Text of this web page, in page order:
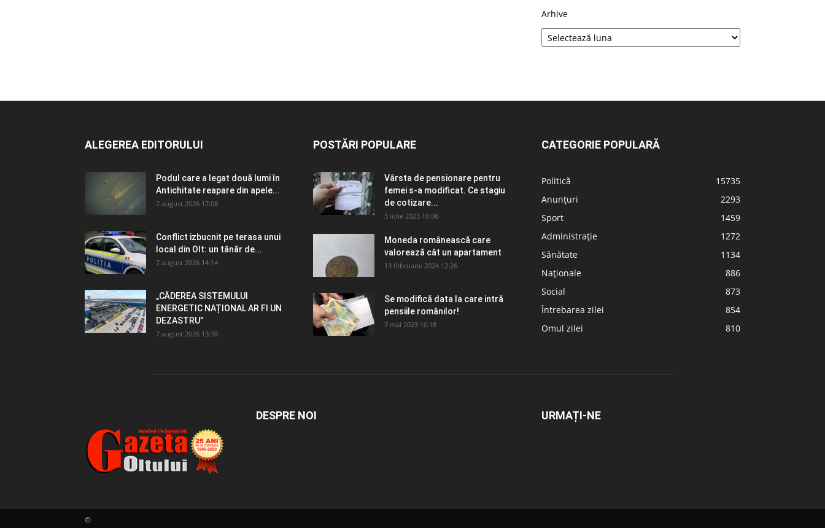
Arhive
ALEGEREA EDITORULUI
Podul care a legat două lumi în
Antichitate reapare din apele...
7 august 2026 17:08
Conflict izbucnit pe terasa unui
local din Olt: un tânăr de...
7 august 2026 14:14
„CĂDEREA SISTEMULUI
ENERGETIC NAȚIONAL AR FI UN
DEZASTRU”
7 august 2026 13:38
POSTĂRI POPULARE
Vârsta de pensionare pentru
femei s-a modificat. Ce stagiu
de cotizare...
3 iulie 2023 10:06
Moneda românească care
valorează cât un apartament
13 februarie 2024 12:26
Se modifică data la care intră
pensiile românilor!
7 mai 2023 10:18
CATEGORIE POPULARĂ
Politică
15735
Anunțuri
2293
Sport
1459
Administrație
1272
Sănătate
1134
Naționale
886
Social
873
Întrebarea zilei
854
Omul zilei
810
DESPRE NOI URMAȚI-NE
©